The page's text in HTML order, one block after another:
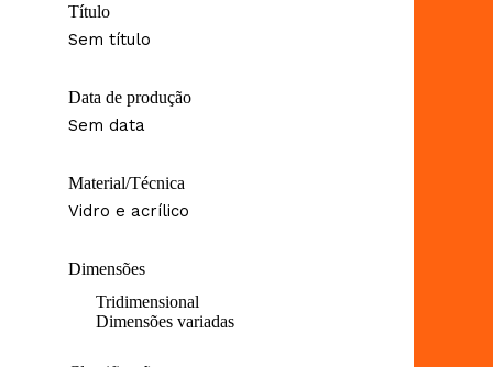
Título
Sem título
Data de produção
Sem data
Material/Técnica
Vidro e acrílico
Dimensões
Tridimensional
Dimensões variadas